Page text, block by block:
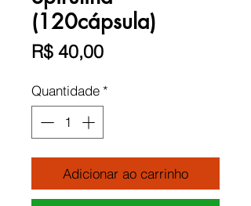
(120cápsula)
R$ 40,00Preço
Quantidade *
Adicionar ao carrinho